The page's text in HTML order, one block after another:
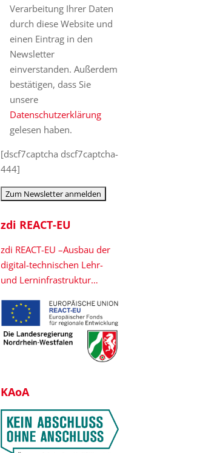
Verarbeitung Ihrer Daten
durch diese Website und
einen Eintrag in den
Newsletter
einverstanden. Außerdem
bestätigen, dass Sie
unsere
Datenschutzerklärung
gelesen haben.
[dscf7captcha dscf7captcha-
444]
zdi REACT-EU
zdi REACT-EU –Ausbau der
digital-technischen Lehr-
und Lerninfrastruktur…
KAoA